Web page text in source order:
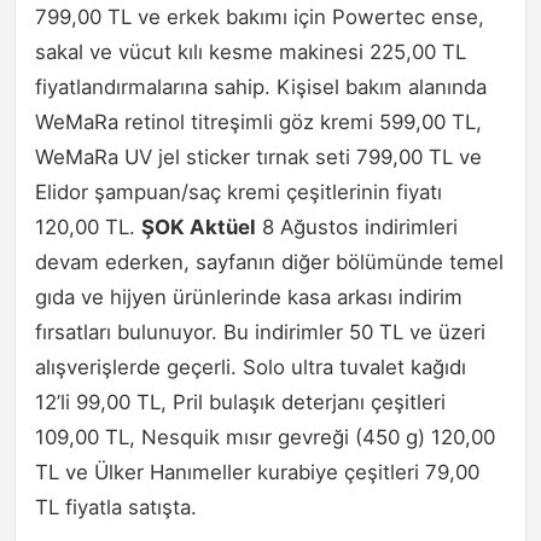
799,00 TL ve erkek bakımı için Powertec ense,
sakal ve vücut kılı kesme makinesi 225,00 TL
fiyatlandırmalarına sahip. Kişisel bakım alanında
WeMaRa retinol titreşimli göz kremi 599,00 TL,
WeMaRa UV jel sticker tırnak seti 799,00 TL ve
Elidor şampuan/saç kremi çeşitlerinin fiyatı
120,00 TL. ŞOK Aktüel 8 Ağustos indirimleri
devam ederken, sayfanın diğer bölümünde temel
gıda ve hijyen ürünlerinde kasa arkası indirim
fırsatları bulunuyor. Bu indirimler 50 TL ve üzeri
alışverişlerde geçerli. Solo ultra tuvalet kağıdı
12’li 99,00 TL, Pril bulaşık deterjanı çeşitleri
109,00 TL, Nesquik mısır gevreği (450 g) 120,00
TL ve Ülker Hanımeller kurabiye çeşitleri 79,00
TL fiyatla satışta.